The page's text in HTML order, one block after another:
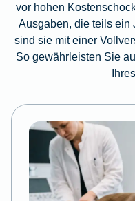
vor hohen
Ausgaben, die teils ein
sind sie mit einer
So gewährleisten Sie